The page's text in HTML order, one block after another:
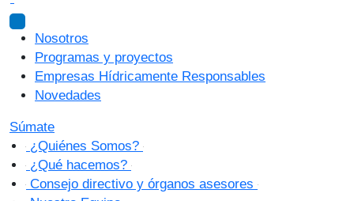
Nosotros
Programas y proyectos
Empresas Hídricamente Responsables
Novedades
Súmate
¿Quiénes Somos?
¿Qué hacemos?
Consejo directivo y órganos asesores